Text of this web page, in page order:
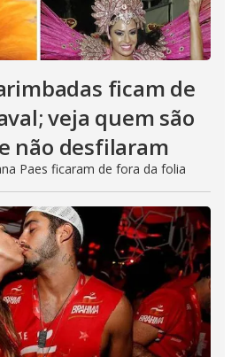
ficam de
veja quem são
não desfilaram
Paes ficaram de fora da folia